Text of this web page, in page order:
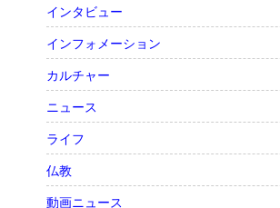
インタビュー
インフォメーション
カルチャー
ニュース
ライフ
仏教
動画ニュース